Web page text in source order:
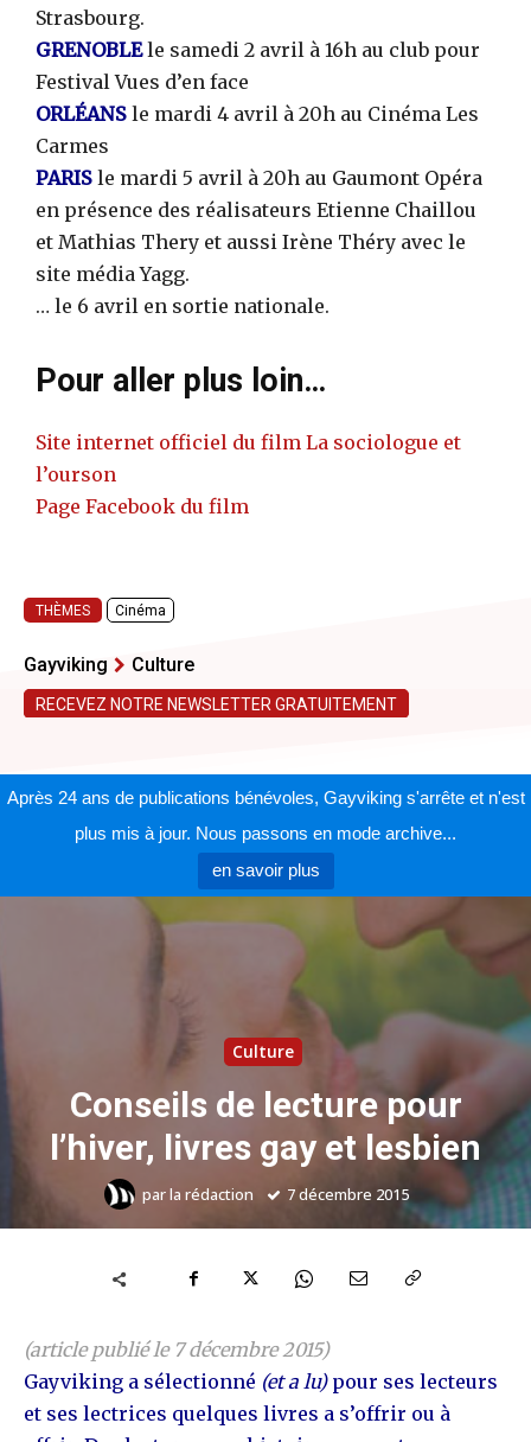
Strasbourg.
GRENOBLEle samedi 2 avril à 16h au club pour
Festival Vues d’en face
ORLÉANS le mardi 4 avril à 20h au Cinéma Les
Carmes
PARIS le mardi 5 avril à 20h au Gaumont Opéra
en présence des réalisateurs Etienne Chaillou
et Mathias Thery et aussi Irène Théry avec le
site média Yagg.
… le 6 avril en sortie nationale.
Pour aller plus loin…
Site internet officiel du film La sociologue et
l’ourson
Page Facebook du film
THÈMES Cinéma
Gayviking Culture
RECEVEZ NOTRE NEWSLETTER GRATUITEMENT